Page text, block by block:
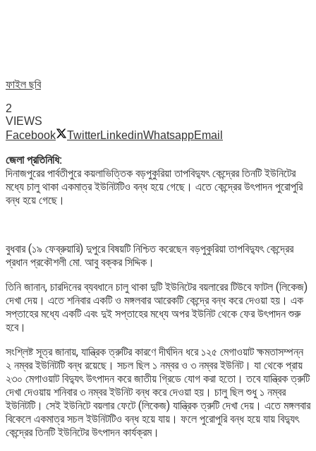
ফাইল ছবি
2
VIEWS
Facebook
TwitterLinkedinWhatsappEmail
জেলা প্রতিনিধি:
দিনাজপুরের পার্বতীপুরে কয়লাভিত্তিক বড়পুকুরিয়া তাপবিদ্যুৎ কেন্দ্রের তিনটি ইউনিটের
মধ্যে চালু থাকা একমাত্র ইউনিটটিও বন্ধ হয়ে গেছে। এতে কেন্দ্রের উৎপাদন পুরোপুরি
বন্ধ হয়ে গেছে।
বুধবার (১৯ ফেব্রুয়ারি) দুপুরে বিষয়টি নিশ্চিত করেছেন বড়পুকুরিয়া তাপবিদ্যুৎ কেন্দ্রের
প্রধান প্রকৌশলী মো. আবু বক্কর সিদ্দিক।
তিনি জানান, চারদিনের ব্যবধানে চালু থাকা দুটি ইউনিটের বয়লারের টিউবে ফাটল (লিকেজ)
দেখা দেয়। এতে শনিবার একটি ও মঙ্গলবার আরেকটি কেন্দ্রে বন্ধ করে দেওয়া হয়। এক
সপ্তাহের মধ্যে একটি এবং দুই সপ্তাহের মধ্যে অপর ইউনিট থেকে ফের উৎপাদন শুরু
হবে।
সংশ্লিষ্ট সূত্র জানায়, যান্ত্রিক ত্রুটির কারণে দীর্ঘদিন ধরে ১২৫ মেগাওয়াট ক্ষমতাসম্পন্ন
২ নম্বর ইউনিটটি বন্ধ রয়েছে। সচল ছিল ১ নম্বর ও ৩ নম্বর ইউনিট। যা থেকে প্রায়
২৩০ মেগাওয়াট বিদ্যুৎ উৎপাদন করে জাতীয় গ্রিডে যোগ করা হতো। তবে যান্ত্রিক ত্রুটি
দেখা দেওয়ায় শনিবার ৩ নম্বর ইউনিট বন্ধ করে দেওয়া হয়। চালু ছিল শুধু ১ নম্বর
ইউনিটটি। সেই ইউনিটে বয়লার ফেটে (লিকেজ) যান্ত্রিক ত্রুটি দেখা দেয়। এতে মঙ্গলবার
বিকেলে একমাত্র সচল ইউনিটটিও বন্ধ হয়ে যায়। ফলে পুরোপুরি বন্ধ হয়ে যায় বিদ্যুৎ
কেন্দ্রের তিনটি ইউনিটের উৎপাদন কার্যক্রম।